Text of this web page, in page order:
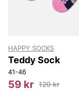
HAPPY SOCKS
Teddy Sock
41-46
59 kr 120 kr